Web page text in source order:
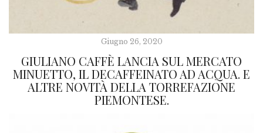
Giugno 26, 2020
GIULIANO CAFFÈ LANCIA SUL MERCATO
MINUETTO, IL DECAFFEINATO AD ACQUA. E
ALTRE NOVITÀ DELLA TORREFAZIONE
PIEMONTESE.